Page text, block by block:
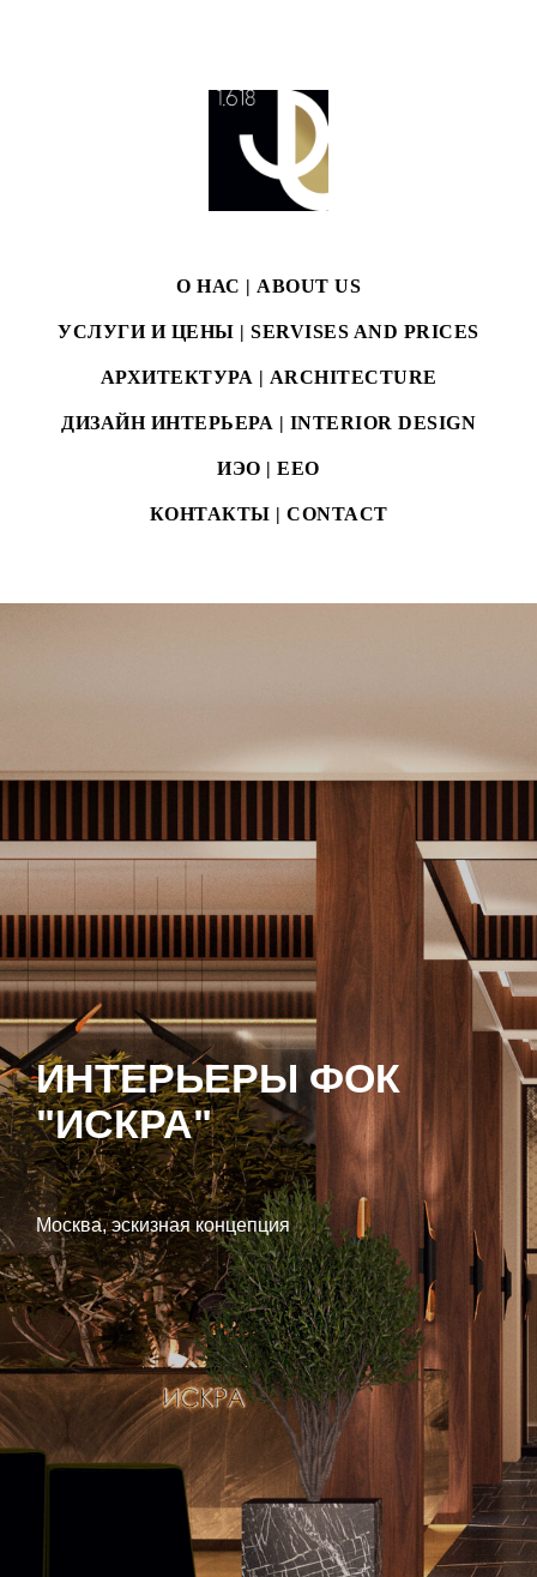
О НАС | ABOUT US
УСЛУГИ И ЦЕНЫ | SERVISES AND PRICES
АРХИТЕКТУРА | ARCHITECTURE
ДИЗАЙН ИНТЕРЬЕРА | INTERIOR DESIGN
ИЭО | EEO
КОНТАКТЫ | CONTACT
ИНТЕРЬЕРЫ ФОК
"ИСКРА"
Москва, эскизная концепция